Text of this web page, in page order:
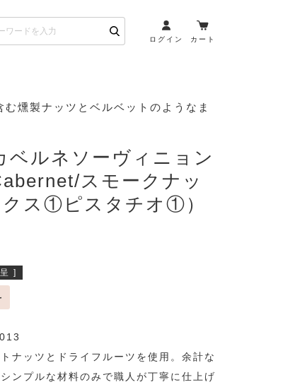
ワイン・スパークリング
その他（クラフトビール
etc）
ログイン カート
む燻製ナッツとベルベットのようなま
ベルネソーヴィニョン
スモークナッ
ス①ピスタチオ①）
]
ナッツとドライフルーツを使用。余計な
ンプルな材料のみで職人が丁寧に仕上げ